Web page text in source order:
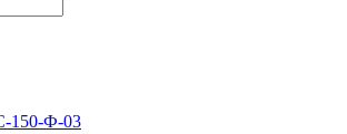
150-Ф-03